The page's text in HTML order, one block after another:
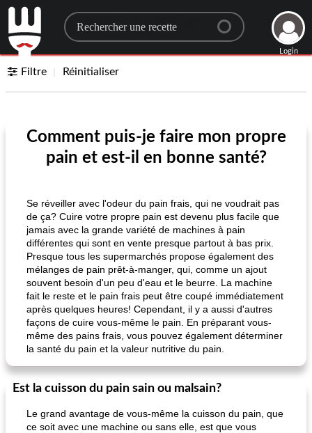
Search for a recipe
Login
Filtre Réinitialiser
Comment puis-je faire mon propre
pain et est-il en bonne santé?
Se réveiller avec l'odeur du pain frais, qui ne voudrait pas
de ça? Cuire votre propre pain est devenu plus facile que
jamais avec la grande variété de machines à pain
différentes qui sont en vente presque partout à bas prix.
Presque tous les supermarchés propose également des
mélanges de pain prêt-à-manger, qui, comme un ajout
souvent besoin d'un peu d'eau et le beurre. La machine
fait le reste et le pain frais peut être coupé immédiatement
après quelques heures! Cependant, il y a aussi d'autres
façons de cuire vous-même le pain. En préparant vous-
même des pains frais, vous pouvez également déterminer
la santé du pain et la valeur nutritive du pain.
Est la cuisson du pain sain ou malsain?
Le grand avantage de vous-même la cuisson du pain, que
ce soit avec une machine ou sans elle, est que vous